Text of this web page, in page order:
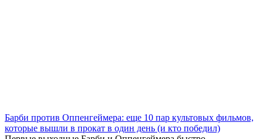
Барби против Оппенгеймера: еще 10 пар культовых фильмов,
которые вышли в прокат в один день (и кто победил)